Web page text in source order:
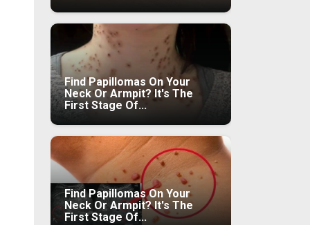
Find Papillomas On Your
Neck Or Armpit? It's The
First Stage Of...
Find Papillomas On Your
Neck Or Armpit? It's The
First Stage Of...